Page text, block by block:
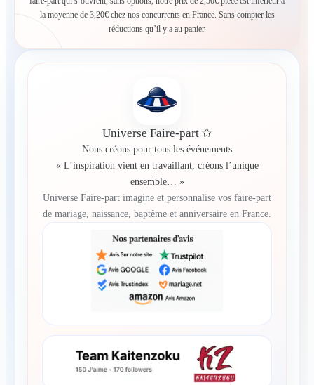
la moyenne de 3,20€ chez nos concurrents en France. Sans compter les
réductions qu’il y a au panier.
Universe Faire-part ✩
Nous créons pour tous les événements
« L’inspiration vient en travaillant, créons l’unique
ensemble… »
Universe Faire-part imagine et personnalise vos faire-part
de mariage, naissance, baptême et anniversaire en France.